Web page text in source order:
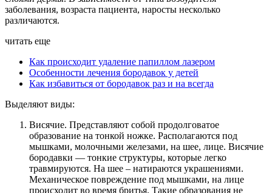
заболевания, возраста пациента, наросты несколько
различаются.
читать еще
Как происходит удаление папиллом лазером
Особенности лечения бородавок у детей
Как избавиться от бородавок раз и на всегда
Выделяют виды:
Висячие. Представляют собой продолговатое
образование на тонкой ножке. Располагаются под
мышками, молочными железами, на шее, лице. Висячие
бородавки — тонкие структуры, которые легко
травмируются. На шее – натираются украшениями.
Механическое повреждение под мышками, на лице
происходит во время бритья. Такие образования не